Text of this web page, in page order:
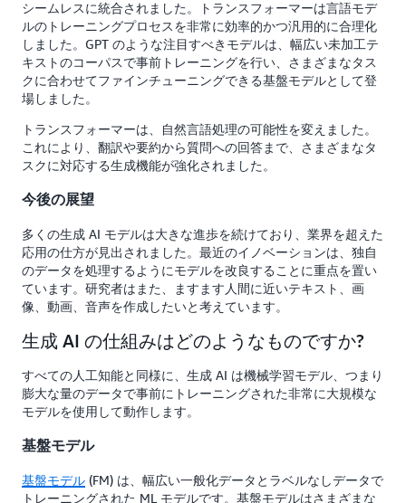
シームレスに統合されました。トランスフォーマーは言語モデ
ルのトレーニングプロセスを非常に効率的かつ汎用的に合理化
しました。GPT のような注目すべきモデルは、幅広い未加工テ
キストのコーパスで事前トレーニングを行い、さまざまなタス
クに合わせてファインチューニングできる基盤モデルとして登
場しました。
トランスフォーマーは、自然言語処理の可能性を変えました。
これにより、翻訳や要約から質問への回答まで、さまざまなタ
スクに対応する生成機能が強化されました。
今後の展望
多くの生成 AI モデルは大きな進歩を続けており、業界を超えた
応用の仕方が見出されました。最近のイノベーションは、独自
のデータを処理するようにモデルを改良することに重点を置い
ています。研究者はまた、ますます人間に近いテキスト、画
像、動画、音声を作成したいと考えています。
生成 AI の仕組みはどのようなものですか?
すべての人工知能と同様に、生成 AI は機械学習モデル、つまり
膨大な量のデータで事前にトレーニングされた非常に大規模な
モデルを使用して動作します。
基盤モデル
基盤モデル (FM) は、幅広い一般化データとラベルなしデータで
トレーニングされた ML モデルです。基盤モデルはさまざまな